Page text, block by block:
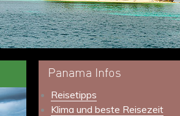
Panama Infos
Reisetipps
Klima und beste Reisezeit